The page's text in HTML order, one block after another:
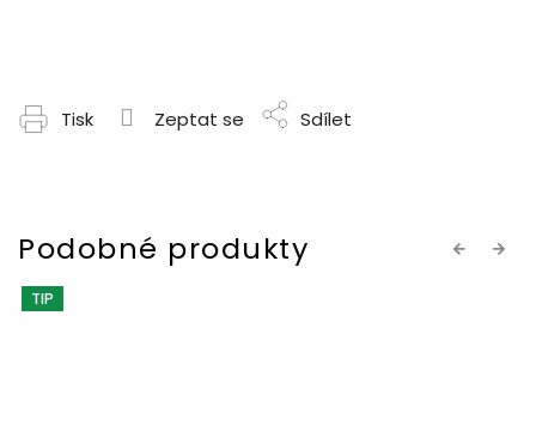
Tisk Zeptat se Sdílet
Previous
TIP
Next